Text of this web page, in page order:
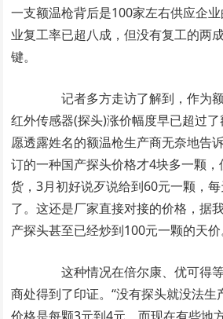
一支额温枪背后是100家左右供应企
业复工率已超八成，但没有复工的两
键。
记者多方走访了解到，作为
红外传感器(探头)涨价幅度早已超过
愿透露姓名的额温枪生产商无奈地告
订的一种国产探头价格才4块多一颗
货，3月初好说歹说给到60元一颗，
了。这还是厂家直接对接的价格，据
产探头甚至已经炒到100元一颗的天价
这种情况在倍尔康、优可得
商处得到了印证。“没有探头就没法生